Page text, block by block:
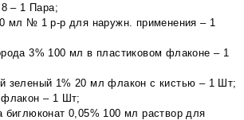
– 1 Пара;
мл № 1 р-р для наружн. применения – 1
3% 100 мл в пластиковом флаконе – 1
зеленый 1% 20 мл флакон с кистью – 1 Шт;
– 1 Шт;
биглюконат 0,05% 100 мл раствор для